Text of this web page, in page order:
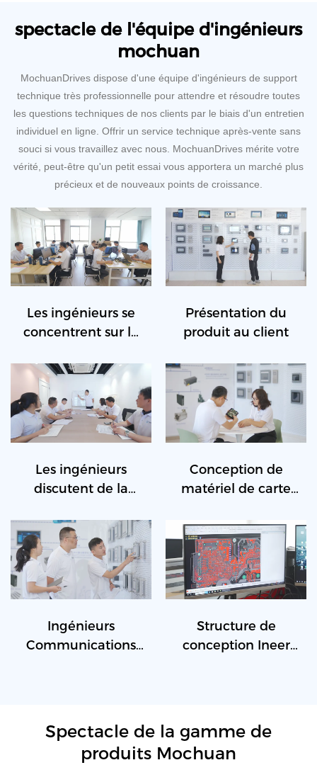
spectacle de l'équipe d'ingénieurs
mochuan
MochuanDrives dispose d'une équipe d'ingénieurs de support
technique très professionnelle pour attendre et résoudre toutes
les questions techniques de nos clients par le biais d'un entretien
individuel en ligne. Offrir un service technique après-vente sans
souci si vous travaillez avec nous. MochuanDrives mérite votre
vérité, peut-être qu'un petit essai vous apportera un marché plus
précieux et de nouveaux points de croissance.
Les ingénieurs se
concentrent sur la
technique
Présentation du
produit au client
Les ingénieurs
discutent de la
Conception de
matériel de carte
Ingénieurs
Communications
Structure de
conception Ineer
Spectacle de la gamme de
produits Mochuan